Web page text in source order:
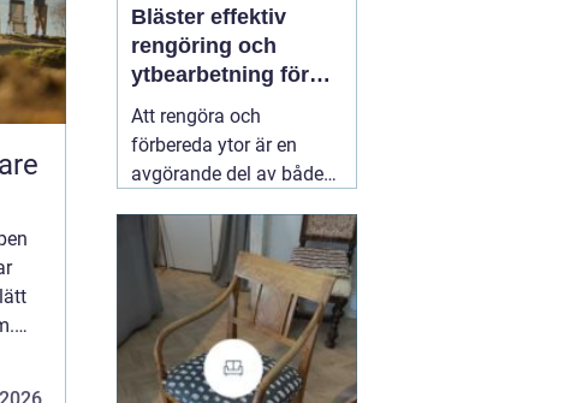
Bläster effektiv
rengöring och
ytbearbetning för
proffs och
hantverkare
Att rengöra och
förbereda ytor är en
avgörande del av både
renovering. Färg, rost,
smuts och gamla
beläggningar gör att
material åldras snabbare
och försämrar
slutresultatet vid